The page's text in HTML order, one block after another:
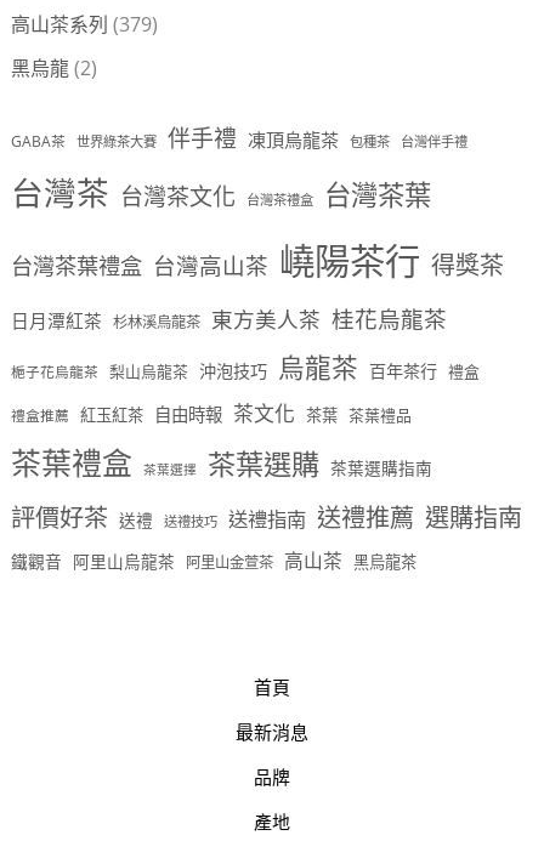
高山茶系列 (379)
黑烏龍(2)
GABA茶 世界綠茶大賽 伴手禮 凍頂烏龍茶 包種茶 台灣伴手禮
台灣茶 台灣茶文化 台灣茶禮盒 台灣茶葉
台灣茶葉禮盒 台灣高山茶 嶢陽茶行 得獎茶
日月潭紅茶 杉林溪烏龍茶 東方美人茶 桂花烏龍茶
梔子花烏龍茶 梨山烏龍茶 沖泡技巧 烏龍茶 百年茶行 禮盒
禮盒推薦 紅玉紅茶 自由時報 茶文化 茶葉 茶葉禮品
茶葉禮盒 茶葉選擇 茶葉選購 茶葉選購指南
評價好茶 送禮 送禮技巧 送禮指南 送禮推薦 選購指南
鐵觀音 阿里山烏龍茶 阿里山金萱茶 高山茶 黑烏龍茶
首頁
最新消息
品牌
產地